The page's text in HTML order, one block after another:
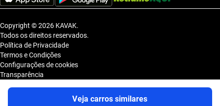
Veja carros similares
Copyright © 2026 KAVAK.
Todos os direitos reservados.
Política de Privacidade
Termos e Condições
Configurações de cookies
Transparência
KAVAK TECNOLOGIA E COMERCIO DE VEICULOS LTDA., inscrita no
CNPJ sob o nº 36.740.390/0001-83, com sede na Estrada dos Alpes, nº